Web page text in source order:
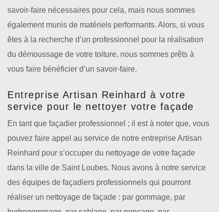
savoir-faire nécessaires pour cela, mais nous sommes
également munis de matériels performants. Alors, si vous
êtes à la recherche d’un professionnel pour la réalisation
du démoussage de votre toiture, nous sommes prêts à
vous faire bénéficier d’un savoir-faire.
Entreprise Artisan Reinhard à votre
service pour le nettoyer votre façade
En tant que façadier professionnel ; il est à noter que, vous
pouvez faire appel au service de notre entreprise Artisan
Reinhard pour s’occuper du nettoyage de votre façade
dans la ville de Saint Loubes. Nous avons à notre service
des équipes de façadiers professionnels qui pourront
réaliser un nettoyage de façade : par gommage, par